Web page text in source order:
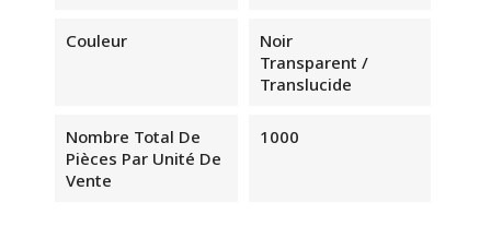
Couleur
Noir
Transparent /
Translucide
Nombre Total De
Pièces Par Unité De
Vente
1000